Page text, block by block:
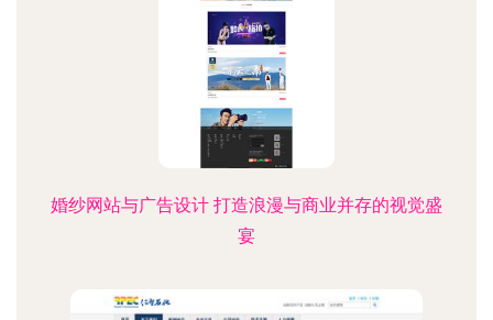
婚纱网站与广告设计 打造浪漫与商业并存的视觉盛
宴